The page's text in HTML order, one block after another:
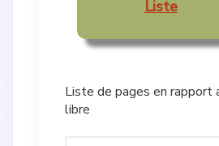
Liste
Liste de pages en rapport
libre